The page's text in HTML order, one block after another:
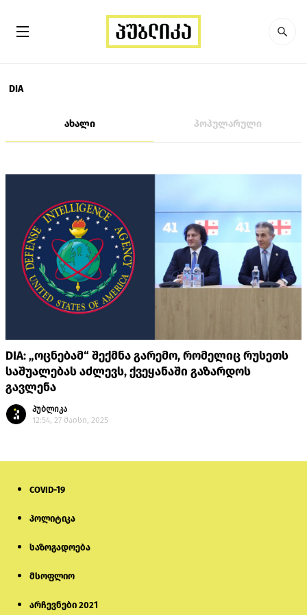
DIA
ახალი პოპულარული
DIA: „ოცნებამ“ შექმნა გარემო, რომელიც რუსეთს
საშუალებას აძლევს, ქვეყანაში გაზარდოს
გავლენა
პუბლიკა
12:54, 27 მაისი, 2025
COVID-19
პოლიტიკა
საზოგადოება
მსოფლიო
არჩევნები 2021